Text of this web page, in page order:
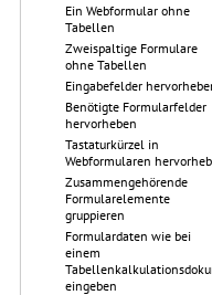
Ein Webformular ohne
Tabellen
Zweispaltige Formulare
ohne Tabellen
Eingabefelder
Benötigte Formularfelder
hervorheben
Tastaturkürzel in
Webformularen
Zusammengehörende
Formularelemente
gruppieren
Formulardaten wie bei
einem
eingeben